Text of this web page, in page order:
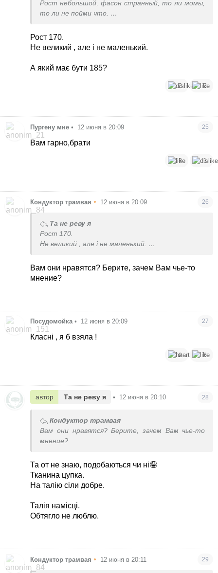
Рост небольшой, фасон странный, то ли момы,
то ли не пойми что.
евро и это 20е джинсы в гардеробе, то взять и
не париться. Лично у меня главный критерий в
брать и ни у кого не спрашивать )))
Рост 170.
Не великий , але і не маленький.
А який має бути 185?
2 2
Пургену мне • 12 июня в 20:09 25
Вам гарно,брати
8 1
Кондуктор трамвая • 12 июня в 20:09 26
Та не реву я
Рост 170.
Не великий , але і не маленький.
А який має бути 185?
Вам они нравятся? Берите, зачем Вам чье-то
мнение?
Посудомойка • 12 июня в 20:09 27
Класні , я б взяла !
2 6
автор Та не реву я • 12 июня в 20:10 28
Кондуктор трамвая
Вам они нравятся? Берите, зачем Вам чье-то
мнение?
Та от не знаю, подобаються чи ні🤪
Тканина цупка.
На талію сіли добре.
Талія намісці.
Обтягло не люблю.
Кондуктор трамвая • 12 июня в 20:11 29